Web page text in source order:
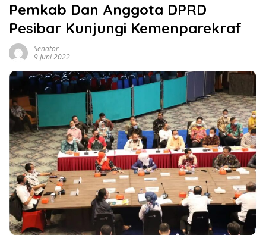
Pemkab Dan Anggota DPRD
Pesibar Kunjungi Kemenparekraf
Senator
9 Juni 2022